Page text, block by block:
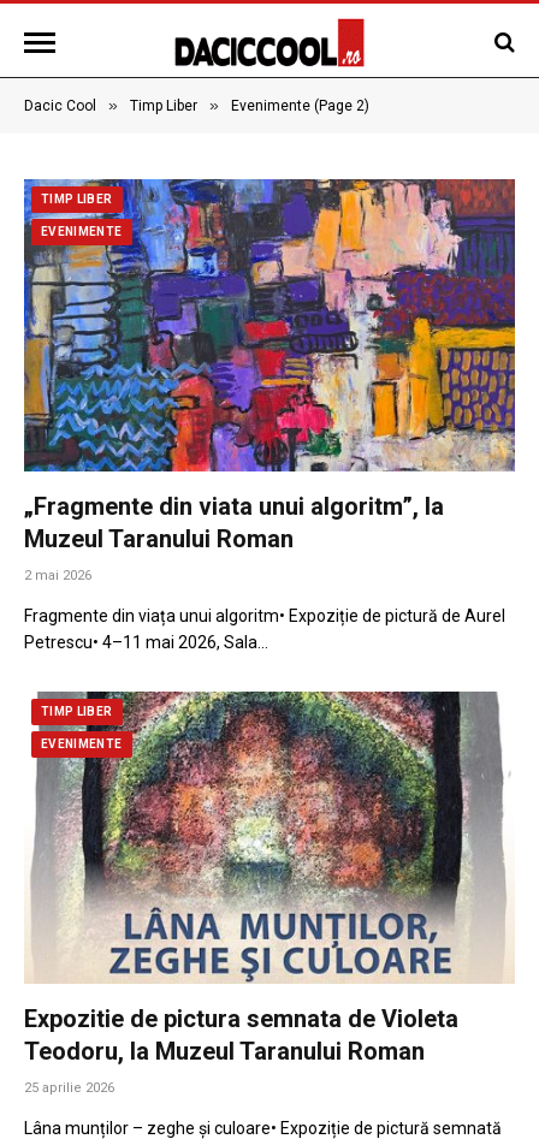
Dacic Cool » Timp Liber » Evenimente (Page 2)
TIMP LIBER
EVENIMENTE
„Fragmente din viata unui algoritm”, la
Muzeul Taranului Roman
2 mai 2026
Fragmente din viața unui algoritm• Expoziție de pictură de Aurel
Petrescu• 4–11 mai 2026, Sala…
TIMP LIBER
EVENIMENTE
Expozitie de pictura semnata de Violeta
Teodoru, la Muzeul Taranului Roman
25 aprilie 2026
Lâna munților – zeghe și culoare• Expoziție de pictură semnată